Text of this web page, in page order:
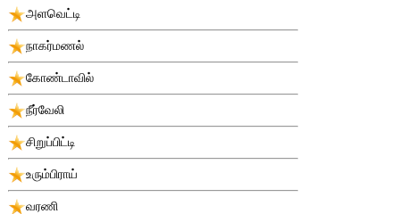
அளவெட்டி
நாகர்மணல்
கோண்டாவில்
நீர்வேலி
சிறுப்பிட்டி
உரும்பிராய்
வரணி